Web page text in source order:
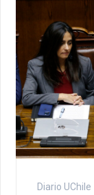
Diario UChile